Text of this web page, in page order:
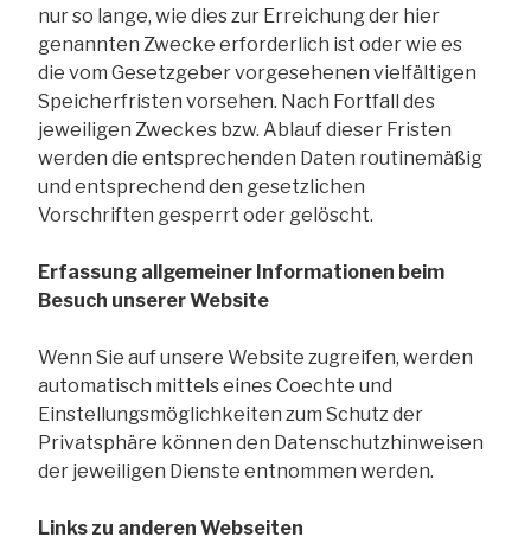
nur so lange, wie dies zur Erreichung der hier
genannten Zwecke erforderlich ist oder wie es
die vom Gesetzgeber vorgesehenen vielfältigen
Speicherfristen vorsehen. Nach Fortfall des
jeweiligen Zweckes bzw. Ablauf dieser Fristen
werden die entsprechenden Daten routinemäßig
und entsprechend den gesetzlichen
Vorschriften gesperrt oder gelöscht.
Erfassung allgemeiner Informationen beim
Besuch unserer Website
Wenn Sie auf unsere Website zugreifen, werden
automatisch mittels eines Coechte und
Einstellungsmöglichkeiten zum Schutz der
Privatsphäre können den Datenschutzhinweisen
der jeweiligen Dienste entnommen werden.
Links zu anderen Webseiten